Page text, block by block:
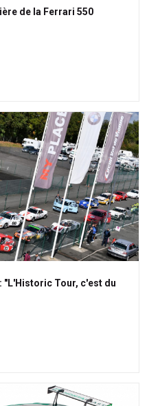
de la Ferrari 550
"L'Historic Tour, c'est du